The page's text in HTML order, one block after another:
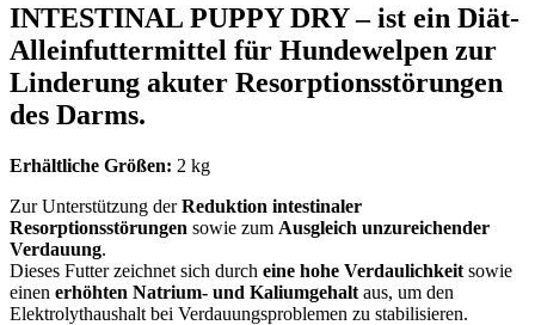
INTESTINAL PUPPY DRY – ist ein Diät-
Alleinfuttermittel für Hundewelpen zur
Linderung akuter Resorptionsstörungen
des Darms.
Erhältliche Größen: 2 kg
Zur Unterstützung derReduktion intestinaler
Resorptionsstörungen sowie zum Ausgleich unzureichender
Verdauung.
Dieses Futter zeichnet sich durch eine hohe Verdaulichkeit sowie
einen erhöhten Natrium- und Kaliumgehalt aus, um den
Elektrolythaushalt bei Verdauungsproblemen zu stabilisieren.